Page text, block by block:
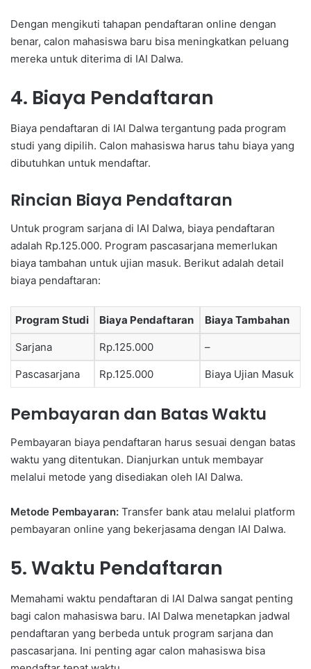
Dengan mengikuti tahapan pendaftaran online dengan
benar, calon mahasiswa baru bisa meningkatkan peluang
mereka untuk diterima di IAI Dalwa.
4. Biaya Pendaftaran
Biaya pendaftaran di IAI Dalwa tergantung pada program
studi yang dipilih. Calon mahasiswa harus tahu biaya yang
dibutuhkan untuk mendaftar.
Rincian Biaya Pendaftaran
Untuk program sarjana di IAI Dalwa, biaya pendaftaran
adalah Rp.125.000. Program pascasarjana memerlukan
biaya tambahan untuk ujian masuk. Berikut adalah detail
biaya pendaftaran:
Program Studi Biaya Pendaftaran Biaya Tambahan
Sarjana Rp.125.000 –
Pascasarjana Rp.125.000 Biaya Ujian Masuk
Pembayaran dan Batas Waktu
Pembayaran biaya pendaftaran harus sesuai dengan batas
waktu yang ditentukan. Dianjurkan untuk membayar
melalui metode yang disediakan oleh IAI Dalwa.
Metode Pembayaran: Transfer bank atau melalui platform
pembayaran online yang bekerjasama dengan IAI Dalwa.
5. Waktu Pendaftaran
Memahami waktu pendaftaran di IAI Dalwa sangat penting
bagi calon mahasiswa baru. IAI Dalwa menetapkan jadwal
pendaftaran yang berbeda untuk program sarjana dan
pascasarjana. Ini penting agar calon mahasiswa bisa